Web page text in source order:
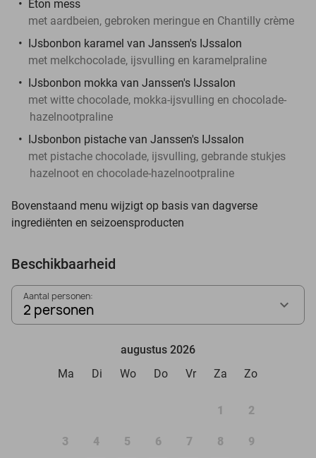
Eton mess
met aardbeien, gebroken meringue en Chantilly crème
IJsbonbon karamel van Janssen's IJssalon
met melkchocolade, ijsvulling en karamelpraline
IJsbonbon mokka van Janssen's IJssalon
met witte chocolade, mokka-ijsvulling en chocolade-
hazelnootpraline
IJsbonbon pistache van Janssen's IJssalon
met pistache chocolade, ijsvulling, gebrande stukjes
hazelnoot en chocolade-hazelnootpraline
Bovenstaand menu wijzigt op basis van dagverse
ingrediënten en seizoensproducten
Beschikbaarheid
Aantal personen:
2 personen
augustus 2026
Ma
Di Wo Do Vr Za Zo
1 2
3 4 5 6 7 8 9